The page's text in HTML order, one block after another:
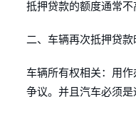
抵押贷款的额度通常不
二、车辆再次抵押贷
车辆所有权相关：用
争议。并且汽车必须是